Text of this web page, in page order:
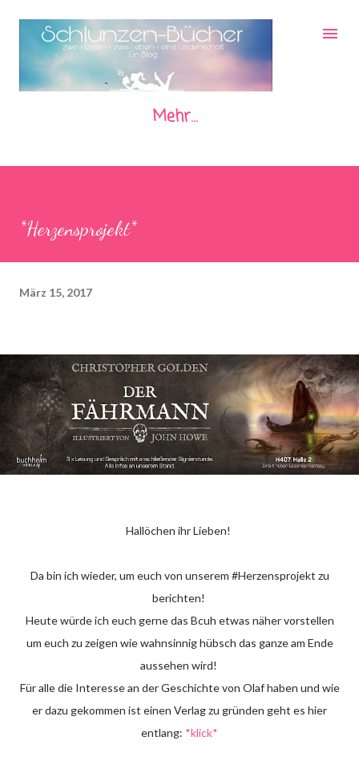
Direkt zum Hauptbereich
Mehr…
*Herzensprojekt*
März 15, 2017
Hallöchen ihr Lieben!
Da bin ich wieder, um euch von unserem #Herzensprojekt zu
berichten!
Heute würde ich euch gerne das Bcuh etwas näher vorstellen
um euch zu zeigen wie wahnsinnig hübsch das ganze am Ende
aussehen wird!
Für alle die Interesse an der Geschichte von Olaf haben und wie
er dazu gekommen ist einen Verlag zu gründen geht es hier
entlang: *klick*